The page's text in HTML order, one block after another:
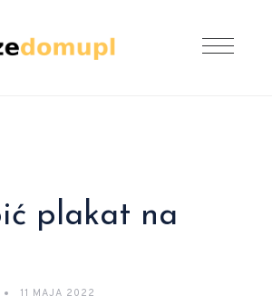
plakat na
11 MAJA 2022